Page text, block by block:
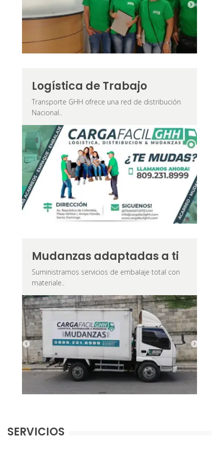
Logística de Trabajo
Transporte GHH ofrece una red de distribución
Nacional..
Mudanzas adaptadas a ti
Suministramos servicios de embalaje total con
materiale..
SERVICIOS